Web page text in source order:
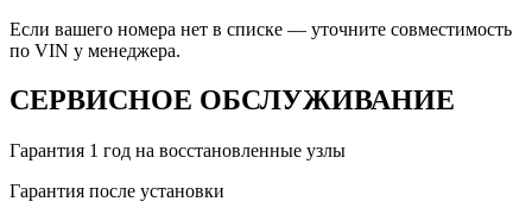
Если вашего номера нет в списке — уточните совместимость
по VIN у менеджера.
СЕРВИСНОЕ ОБСЛУЖИВАНИЕ
Гарантия 1 год на восстановленные узлы
Гарантия после установки